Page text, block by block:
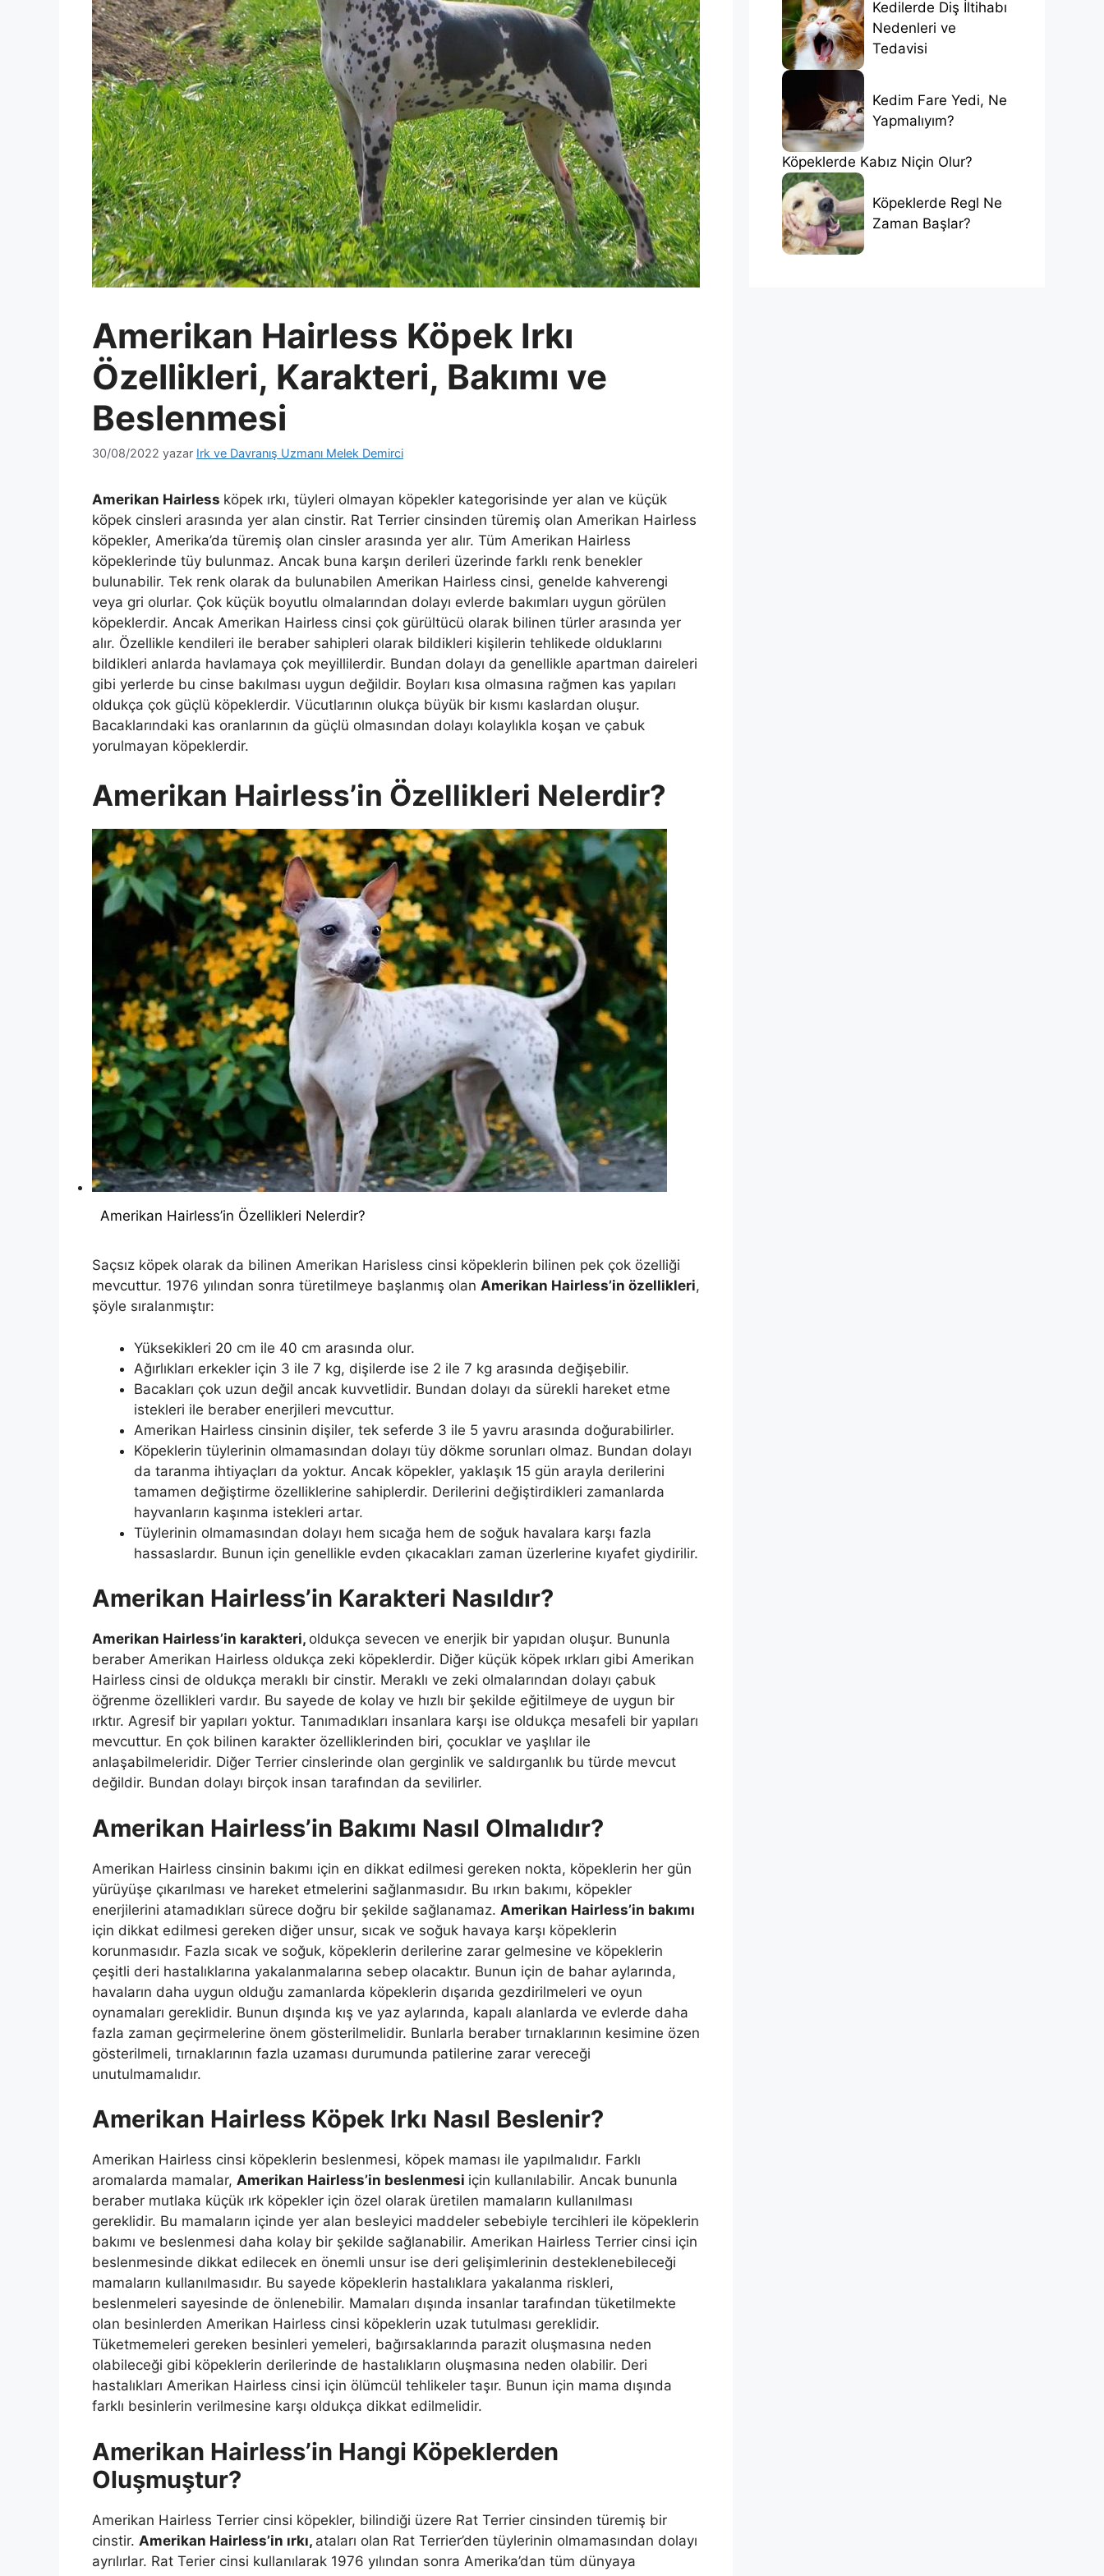
Amerikan Hairless Köpek Irkı
Özellikleri, Karakteri, Bakımı ve
Beslenmesi
30/08/2022 yazar Irk ve Davranış Uzmanı Melek Demirci
Amerikan Hairless köpek ırkı, tüyleri olmayan köpekler kategorisinde yer alan ve küçük
köpek cinsleri arasında yer alan cinstir. Rat Terrier cinsinden türemiş olan Amerikan Hairless
köpekler, Amerika’da türemiş olan cinsler arasında yer alır. Tüm Amerikan Hairless
köpeklerinde tüy bulunmaz. Ancak buna karşın derileri üzerinde farklı renk benekler
bulunabilir. Tek renk olarak da bulunabilen Amerikan Hairless cinsi, genelde kahverengi
veya gri olurlar. Çok küçük boyutlu olmalarından dolayı evlerde bakımları uygun görülen
köpeklerdir. Ancak Amerikan Hairless cinsi çok gürültücü olarak bilinen türler arasında yer
alır. Özellikle kendileri ile beraber sahipleri olarak bildikleri kişilerin tehlikede olduklarını
bildikleri anlarda havlamaya çok meyillilerdir. Bundan dolayı da genellikle apartman daireleri
gibi yerlerde bu cinse bakılması uygun değildir. Boyları kısa olmasına rağmen kas yapıları
oldukça çok güçlü köpeklerdir. Vücutlarının olukça büyük bir kısmı kaslardan oluşur.
Bacaklarındaki kas oranlarının da güçlü olmasından dolayı kolaylıkla koşan ve çabuk
yorulmayan köpeklerdir.
Amerikan Hairless’in Özellikleri Nelerdir?
Amerikan Hairless’in Özellikleri Nelerdir?
Saçsız köpek olarak da bilinen Amerikan Harisless cinsi köpeklerin bilinen pek çok özelliği
mevcuttur. 1976 yılından sonra türetilmeye başlanmış olan Amerikan Hairless’in özellikleri,
şöyle sıralanmıştır:
Yüksekikleri 20 cm ile 40 cm arasında olur.
Ağırlıkları erkekler için 3 ile 7 kg, dişilerde ise 2 ile 7 kg arasında değişebilir.
Bacakları çok uzun değil ancak kuvvetlidir. Bundan dolayı da sürekli hareket etme
istekleri ile beraber enerjileri mevcuttur.
Amerikan Hairless cinsinin dişiler, tek seferde 3 ile 5 yavru arasında doğurabilirler.
Köpeklerin tüylerinin olmamasından dolayı tüy dökme sorunları olmaz. Bundan dolayı
da taranma ihtiyaçları da yoktur. Ancak köpekler, yaklaşık 15 gün arayla derilerini
tamamen değiştirme özelliklerine sahiplerdir. Derilerini değiştirdikleri zamanlarda
hayvanların kaşınma istekleri artar.
Tüylerinin olmamasından dolayı hem sıcağa hem de soğuk havalara karşı fazla
hassaslardır. Bunun için genellikle evden çıkacakları zaman üzerlerine kıyafet giydirilir.
Amerikan Hairless’in Karakteri Nasıldır?
Amerikan Hairless’in karakteri, oldukça sevecen ve enerjik bir yapıdan oluşur. Bununla
beraber Amerikan Hairless oldukça zeki köpeklerdir. Diğer küçük köpek ırkları gibi Amerikan
Hairless cinsi de oldukça meraklı bir cinstir. Meraklı ve zeki olmalarından dolayı çabuk
öğrenme özellikleri vardır. Bu sayede de kolay ve hızlı bir şekilde eğitilmeye de uygun bir
ırktır. Agresif bir yapıları yoktur. Tanımadıkları insanlara karşı ise oldukça mesafeli bir yapıları
mevcuttur. En çok bilinen karakter özelliklerinden biri, çocuklar ve yaşlılar ile
anlaşabilmeleridir. Diğer Terrier cinslerinde olan gerginlik ve saldırganlık bu türde mevcut
değildir. Bundan dolayı birçok insan tarafından da sevilirler.
Amerikan Hairless’in Bakımı Nasıl Olmalıdır?
Amerikan Hairless cinsinin bakımı için en dikkat edilmesi gereken nokta, köpeklerin her gün
yürüyüşe çıkarılması ve hareket etmelerini sağlanmasıdır. Bu ırkın bakımı, köpekler
enerjilerini atamadıkları sürece doğru bir şekilde sağlanamaz. Amerikan Hairless’in bakımı
için dikkat edilmesi gereken diğer unsur, sıcak ve soğuk havaya karşı köpeklerin
korunmasıdır. Fazla sıcak ve soğuk, köpeklerin derilerine zarar gelmesine ve köpeklerin
çeşitli deri hastalıklarına yakalanmalarına sebep olacaktır. Bunun için de bahar aylarında,
havaların daha uygun olduğu zamanlarda köpeklerin dışarıda gezdirilmeleri ve oyun
oynamaları gereklidir. Bunun dışında kış ve yaz aylarında, kapalı alanlarda ve evlerde daha
fazla zaman geçirmelerine önem gösterilmelidir. Bunlarla beraber tırnaklarının kesimine özen
gösterilmeli, tırnaklarının fazla uzaması durumunda patilerine zarar vereceği
unutulmamalıdır.
Amerikan Hairless Köpek Irkı Nasıl Beslenir?
Amerikan Hairless cinsi köpeklerin beslenmesi, köpek maması ile yapılmalıdır. Farklı
aromalarda mamalar, Amerikan Hairless’in beslenmesi için kullanılabilir. Ancak bununla
beraber mutlaka küçük ırk köpekler için özel olarak üretilen mamaların kullanılması
gereklidir. Bu mamaların içinde yer alan besleyici maddeler sebebiyle tercihleri ile köpeklerin
bakımı ve beslenmesi daha kolay bir şekilde sağlanabilir. Amerikan Hairless Terrier cinsi için
beslenmesinde dikkat edilecek en önemli unsur ise deri gelişimlerinin desteklenebileceği
mamaların kullanılmasıdır. Bu sayede köpeklerin hastalıklara yakalanma riskleri,
beslenmeleri sayesinde de önlenebilir. Mamaları dışında insanlar tarafından tüketilmekte
olan besinlerden Amerikan Hairless cinsi köpeklerin uzak tutulması gereklidir.
Tüketmemeleri gereken besinleri yemeleri, bağırsaklarında parazit oluşmasına neden
olabileceği gibi köpeklerin derilerinde de hastalıkların oluşmasına neden olabilir. Deri
hastalıkları Amerikan Hairless cinsi için ölümcül tehlikeler taşır. Bunun için mama dışında
farklı besinlerin verilmesine karşı oldukça dikkat edilmelidir.
Amerikan Hairless’in Hangi Köpeklerden
Oluşmuştur?
Amerikan Hairless Terrier cinsi köpekler, bilindiği üzere Rat Terrier cinsinden türemiş bir
cinstir. Amerikan Hairless’in ırkı, ataları olan Rat Terrier’den tüylerinin olmamasından dolayı
ayrılırlar. Rat Terier cinsi kullanılarak 1976 yılından sonra Amerika’dan tüm dünyaya
Kedilerde Diş İltihabı
Nedenleri ve
Tedavisi
Kedim Fare Yedi, Ne
Yapmalıyım?
Köpeklerde Kabız Niçin Olur?
Köpeklerde Regl Ne
Zaman Başlar?